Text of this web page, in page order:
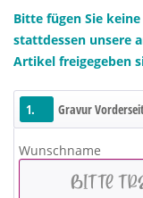
Bitte fügen Sie
stattdessen unsere
Artikel freigegeben
1. Gravur
Wunschname